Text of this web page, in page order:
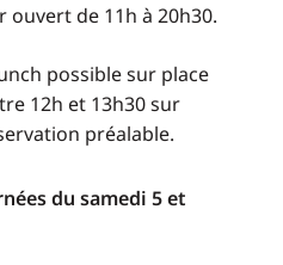
ouvert de 11h à 20h30.
possible sur place
12h et 13h30 sur
préalable.
du samedi 5 et